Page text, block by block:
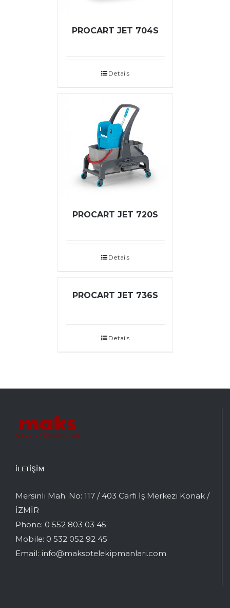
PROCART JET 704S
Details
PROCART JET 720S
Details
PROCART JET 736S
Details
İLETIŞIM
Mersinli Mah. No: 117 / 403 Carfi İş Merkezi Konak /
İZMİR
Phone: 0 552 803 03 45
Mobile: 0 532 052 92 45
Email: info@maksotelekipmanlari.com